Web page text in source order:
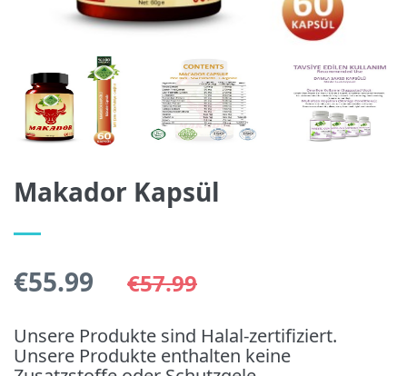
Makador Kapsül
€55.99 €57.99
Unsere Produkte sind Halal-zertifiziert.
Unsere Produkte enthalten keine